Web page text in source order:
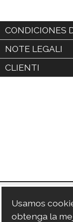
CONDICIONES
NOTE LEGALI
CLIENTI
Usamos
obtenga la